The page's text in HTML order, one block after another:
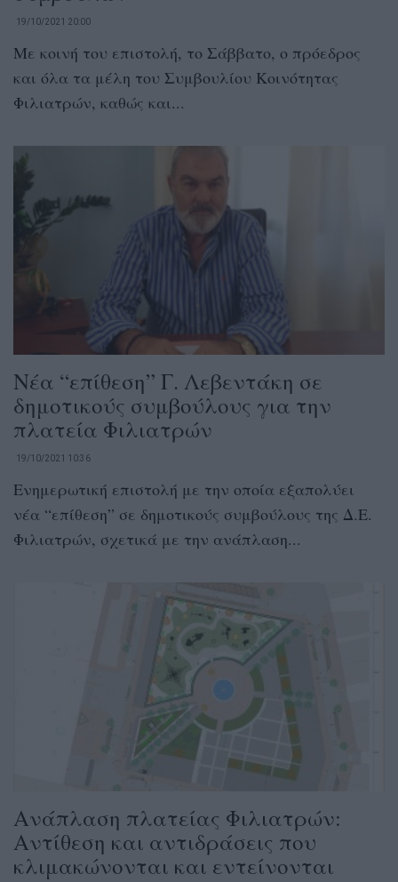
19/10/2021 20:00
Με κοινή του επιστολή, το Σάββατο, ο πρόεδρος
και όλα τα μέλη του Συμβουλίου Κοινότητας
Φιλιατρών, καθώς και...
Νέα “επίθεση” Γ. Λεβεντάκη σε
δημοτικούς συμβούλους για την
πλατεία Φιλιατρών
19/10/2021 10:36
Ενημερωτική επιστολή με την οποία εξαπολύει
νέα “επίθεση” σε δημοτικούς συμβούλους της Δ.Ε.
Φιλιατρών, σχετικά με την ανάπλαση...
Ανάπλαση πλατείας Φιλιατρών:
Αντίθεση και αντιδράσεις που
κλιμακώνονται και εντείνονται